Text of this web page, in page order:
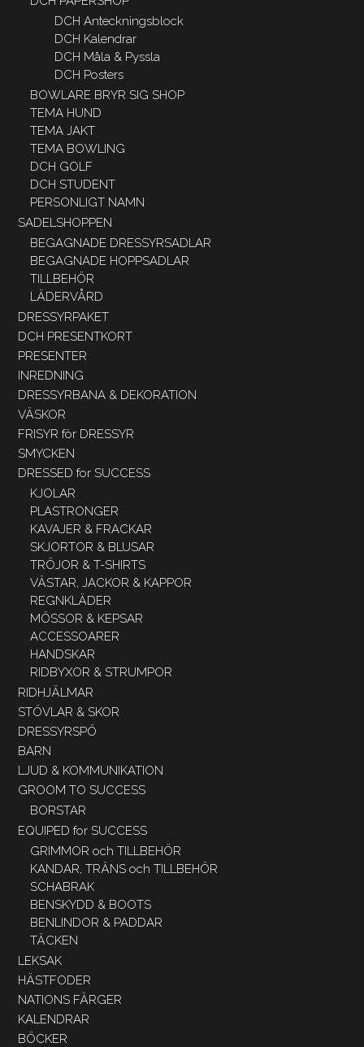
DCH Anteckningsblock
DCH Kalendrar
DCH Måla & Pyssla
DCH Posters
BOWLARE BRYR SIG SHOP
TEMA HUND
TEMA JAKT
TEMA BOWLING
DCH GOLF
DCH STUDENT
PERSONLIGT NAMN
SADELSHOPPEN
BEGAGNADE DRESSYRSADLAR
BEGAGNADE HOPPSADLAR
TILLBEHÖR
LÄDERVÅRD
DRESSYRPAKET
DCH PRESENTKORT
PRESENTER
INREDNING
DRESSYRBANA & DEKORATION
VÄSKOR
FRISYR för DRESSYR
SMYCKEN
DRESSED for SUCCESS
KJOLAR
PLASTRONGER
KAVAJER & FRACKAR
SKJORTOR & BLUSAR
TRÖJOR & T-SHIRTS
VÄSTAR, JACKOR & KAPPOR
REGNKLÄDER
MÖSSOR & KEPSAR
ACCESSOARER
HANDSKAR
RIDBYXOR & STRUMPOR
RIDHJÄLMAR
STÖVLAR & SKOR
DRESSYRSPÖ
BARN
LJUD & KOMMUNIKATION
GROOM TO SUCCESS
BORSTAR
EQUIPED for SUCCESS
GRIMMOR och TILLBEHÖR
KANDAR, TRÄNS och TILLBEHÖR
SCHABRAK
BENSKYDD & BOOTS
BENLINDOR & PADDAR
TÄCKEN
LEKSAK
HÄSTFODER
NATIONS FÄRGER
KALENDRAR
BÖCKER